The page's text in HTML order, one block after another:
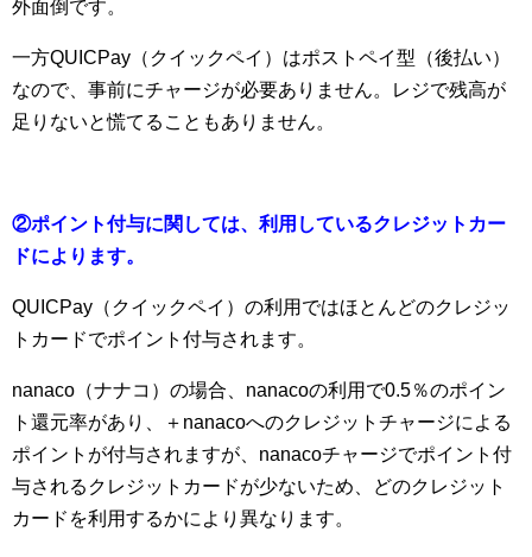
外面倒です。
一方QUICPay（クイックペイ）はポストペイ型（後払い）
なので、事前にチャージが必要ありません。レジで残高が
足りないと慌てることもありません。
②ポイント付与に関しては、利用しているクレジットカー
ドによります。
QUICPay（クイックペイ）の利用ではほとんどのクレジッ
トカードでポイント付与されます。
nanaco（ナナコ）の場合、nanacoの利用で0.5％のポイン
ト還元率があり、＋nanacoへのクレジットチャージによる
ポイントが付与されますが、nanacoチャージでポイント付
与されるクレジットカードが少ないため、どのクレジット
カードを利用するかにより異なります。